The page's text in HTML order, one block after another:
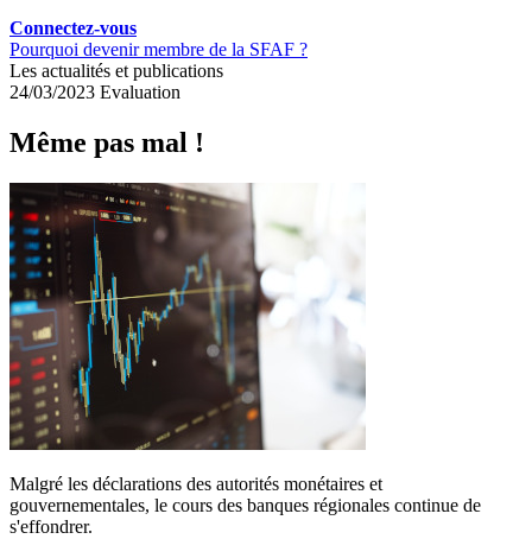
Connectez-vous
Pourquoi devenir membre de la SFAF ?
Les actualités et publications
24/03/2023 Evaluation
Même pas mal !
Malgré les déclarations des autorités monétaires et
gouvernementales, le cours des banques régionales continue de
s'effondrer.